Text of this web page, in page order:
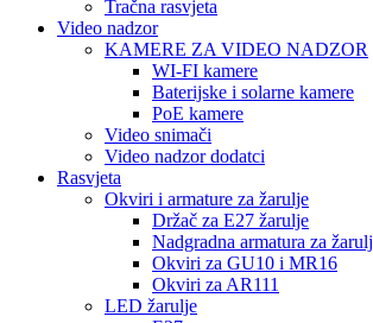
Tračna rasvjeta
Video nadzor
KAMERE ZA VIDEO NADZOR
WI-FI kamere
Baterijske i solarne kamere
PoE kamere
Video snimači
Video nadzor dodatci
Rasvjeta
Okviri i armature za žarulje
Držač za E27 žarulje
Nadgradna armatura za
Okviri za GU10 i MR16
Okviri za AR111
LED žarulje